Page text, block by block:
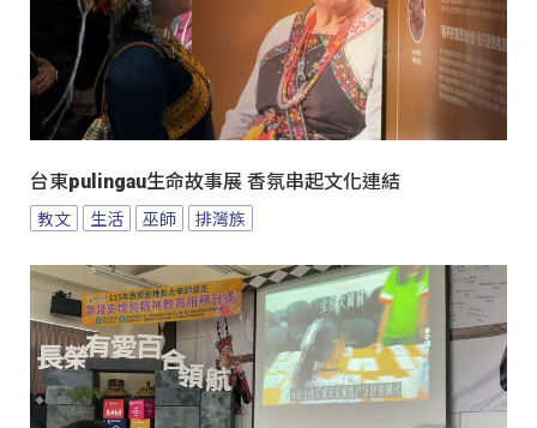
台東pulingau生命故事展 香氛串起文化連結
教文 生活 巫師 排灣族